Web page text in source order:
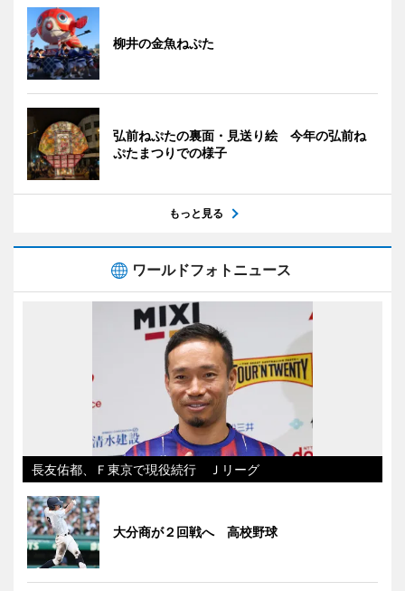
柳井の金魚ねぷた
弘前ねぷたの裏面・見送り絵 今年の弘前ね
ぷたまつりでの様子
もっと見る
ワールドフォトニュース
長友佑都、Ｆ東京で現役続行 Ｊリーグ
大分商が２回戦へ 高校野球